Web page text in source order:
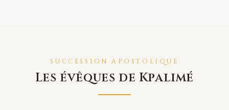
SUCCESSION APOSTOLIQUE
Les évêques de Kpalimé